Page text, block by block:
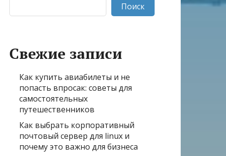
Поиск
Свежие записи
Как купить авиабилеты и не
попасть впросак: советы для
самостоятельных
путешественников
Как выбрать корпоративный
почтовый сервер для linux и
почему это важно для бизнеса